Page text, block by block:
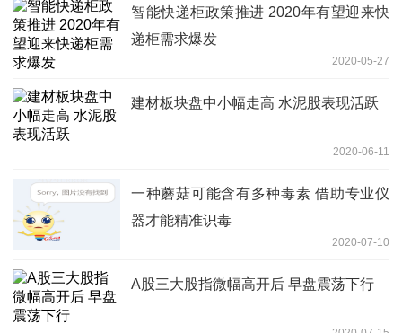
智能快递柜政策推进 2020年有望迎来快
递柜需求爆发
2020-05-27
建材板块盘中小幅走高 水泥股表现活跃
2020-06-11
一种蘑菇可能含有多种毒素 借助专业仪
器才能精准识毒
2020-07-10
A股三大股指微幅高开后 早盘震荡下行